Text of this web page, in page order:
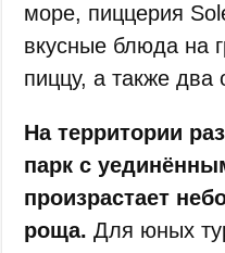
море, пиццерия
вкусные блюда на
пиццу, а также два
На территории
парк с
произрастает
роща. Для юных